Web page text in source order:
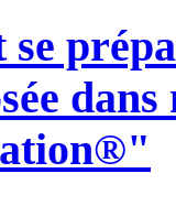
se
dans